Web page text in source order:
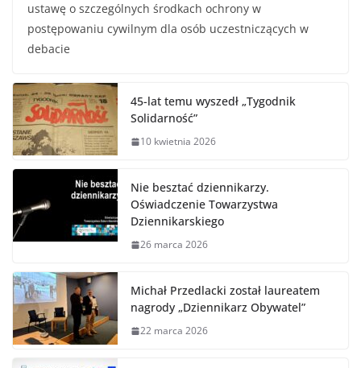
ustawę o szczególnych środkach ochrony w
postępowaniu cywilnym dla osób uczestniczących w
debacie
45-lat temu wyszedł „Tygodnik
Solidarność”
10 kwietnia 2026
Nie besztać dziennikarzy.
Oświadczenie Towarzystwa
Dziennikarskiego
26 marca 2026
Michał Przedlacki został laureatem
nagrody „Dziennikarz Obywatel”
22 marca 2026